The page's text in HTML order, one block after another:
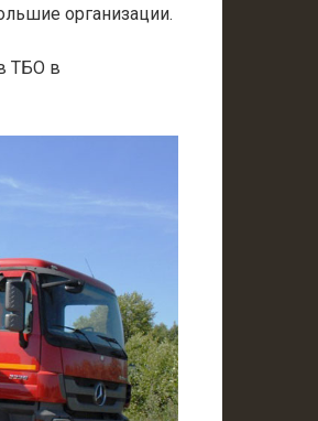
организации.
ТБО в